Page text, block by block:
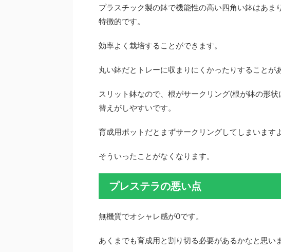
プラスチック製の鉢で機能性の高い四角い鉢はあ
特徴的です。
効率よく栽培することができます。
丸い鉢だとトレーに収まりにくかったりすることが
スリット鉢なので、根がサークリング(根が鉢の形
替えがしやすいです。
育成用ポットだとまずサークリングしてしまいますよ
そういったことがなくなります。
プレステラの悪い点
無機質でオシャレ感が0です。
あくまでも育成用と割り切る必要があるかなと思いま